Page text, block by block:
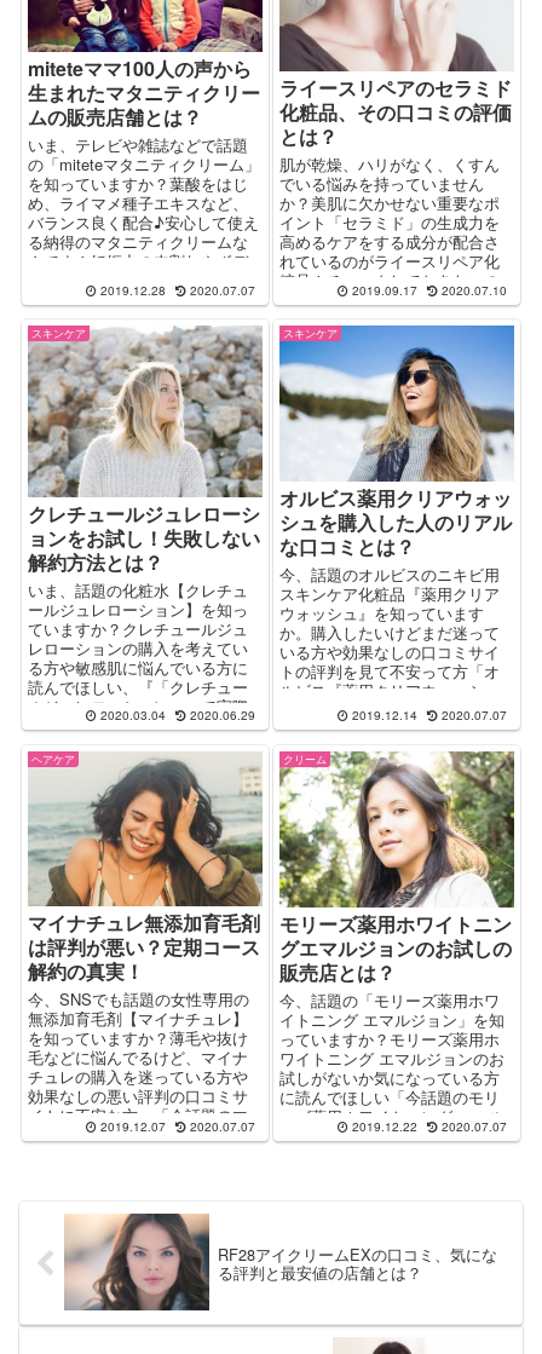
miteteママ100人の声から
生まれたマタニティクリー
ムの販売店舗とは？
いま、テレビや雑誌などで話題
の「miteteマタニティクリーム」
を知っていますか？葉酸をはじ
め、ライマメ種子エキスなど、
バランス良く配合♪安心して使え
る納得のマタニティクリームな
んです！妊娠中の肉割れやボデ
ィケアに悩んでマタニティクリ
ームの購入を迷っている方も多
ームのお得な販売店舗はどこな
のかなという方へ！ちょっと気
になる口コミも解説します
2019.12.28 2020.07.07
ライースリペアのセラミド
化粧品、その口コミの評価
とは？
肌が乾燥、ハリがなく、くすん
でいる悩みを持っていません
か？美肌に欠かせない重要なポ
イント「セラミド」の生成力を
高めるケアをする成分が配合さ
れているのがライースリペア化
粧品！チェックしておきたいの
は、ライースリペアの口コミの
コミだけでなく悪い口コミを集
めて調べてみました。
2019.09.17 2020.07.10
スキンケア
クレチュールジュレローシ
ョンをお試し！失敗しない
解約方法とは？
いま、話題の化粧水【クレチュ
ールジュレローション】を知っ
ていますか？クレチュールジュ
レローションの購入を考えてい
る方や敏感肌に悩んでいる方に
読んでほしい、『「クレチュー
ルジュレローション」って実際
どうなの？』というところをレ
ーションのお試しや定期便の解
約方法も解説。
2020.03.04 2020.06.29
スキンケア
オルビス薬用クリアウォッ
シュを購入した人のリアル
な口コミとは？
今、話題のオルビスのニキビ用
スキンケア化粧品『薬用クリア
ウォッシュ』を知っています
か。購入したいけどまだ迷って
いる方や効果なしの口コミサイ
トの評判を見て不安って方「オ
ルビス『薬用クリアウォッシ
ュ』って実際どうなの？」を徹
底レポートします！効果なし？
の口コミの評判や最安値の店舗
の情報などを解説。
2019.12.14 2020.07.07
ヘアケア
マイナチュレ無添加育毛剤
は評判が悪い？定期コース
解約の真実！
今、SNSでも話題の女性専用の
無添加育毛剤【マイナチュレ】
を知っていますか？薄毛や抜け
毛などに悩んでるけど、マイナ
チュレの購入を迷っている方や
効果なしの悪い評判の口コミサ
イトに不安な方へ「今話題のマ
イナチュレって実際どうな
2019.12.07 2020.07.07
クリーム
モリーズ薬用ホワイトニン
グエマルジョンのお試しの
販売店とは？
今、話題の「モリーズ薬用ホワ
イトニング エマルジョン」を知
っていますか？モリーズ薬用ホ
ワイトニング エマルジョンのお
試しがないか気になっている方
に読んでほしい「今話題のモリ
ーズ薬用ホワイトニング エマル
ジョンって実際どうなの？」っ
2019.12.22 2020.07.07
RF28アイクリームEXの口コミ、気にな
る評判と最安値の店舗とは？